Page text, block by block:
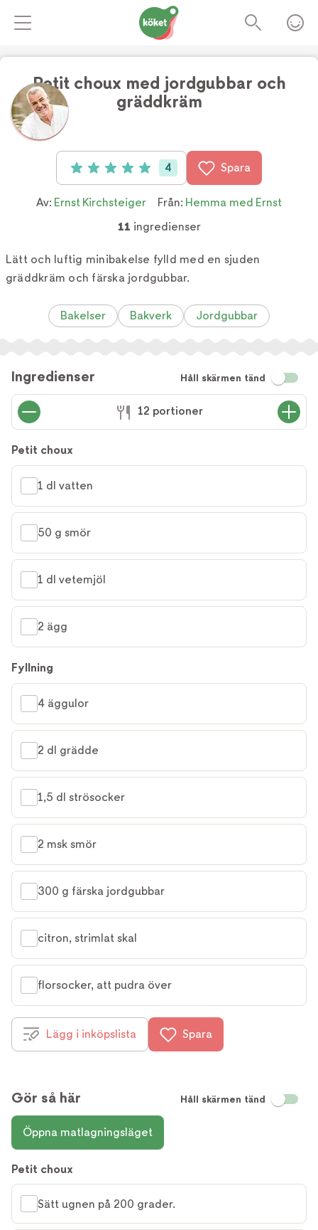
Petit choux med jordgubbar och
gräddkräm
Betyg: 5 av 5 (4 röster)
4 Spara
Av: Ernst Kirchsteiger Från: Hemma med Ernst
11 ingredienser
Lätt och luftig minibakelse fylld med en sjuden
gräddkräm och färska jordgubbar.
Bakelser Bakverk Jordgubbar
Ingredienser Håll skärmen tänd
12 portioner
Petit choux
1 dl vatten
50 g smör
1 dl vetemjöl
2 ägg
Fyllning
4 äggulor
2 dl grädde
1,5 dl strösocker
2 msk smör
300 g färska jordgubbar
citron, strimlat skal
florsocker, att pudra över
Lägg i inköpslista Spara
Gör så här Håll skärmen tänd
Öppna matlagningsläget
Petit choux
Sätt ugnen på 200 grader.